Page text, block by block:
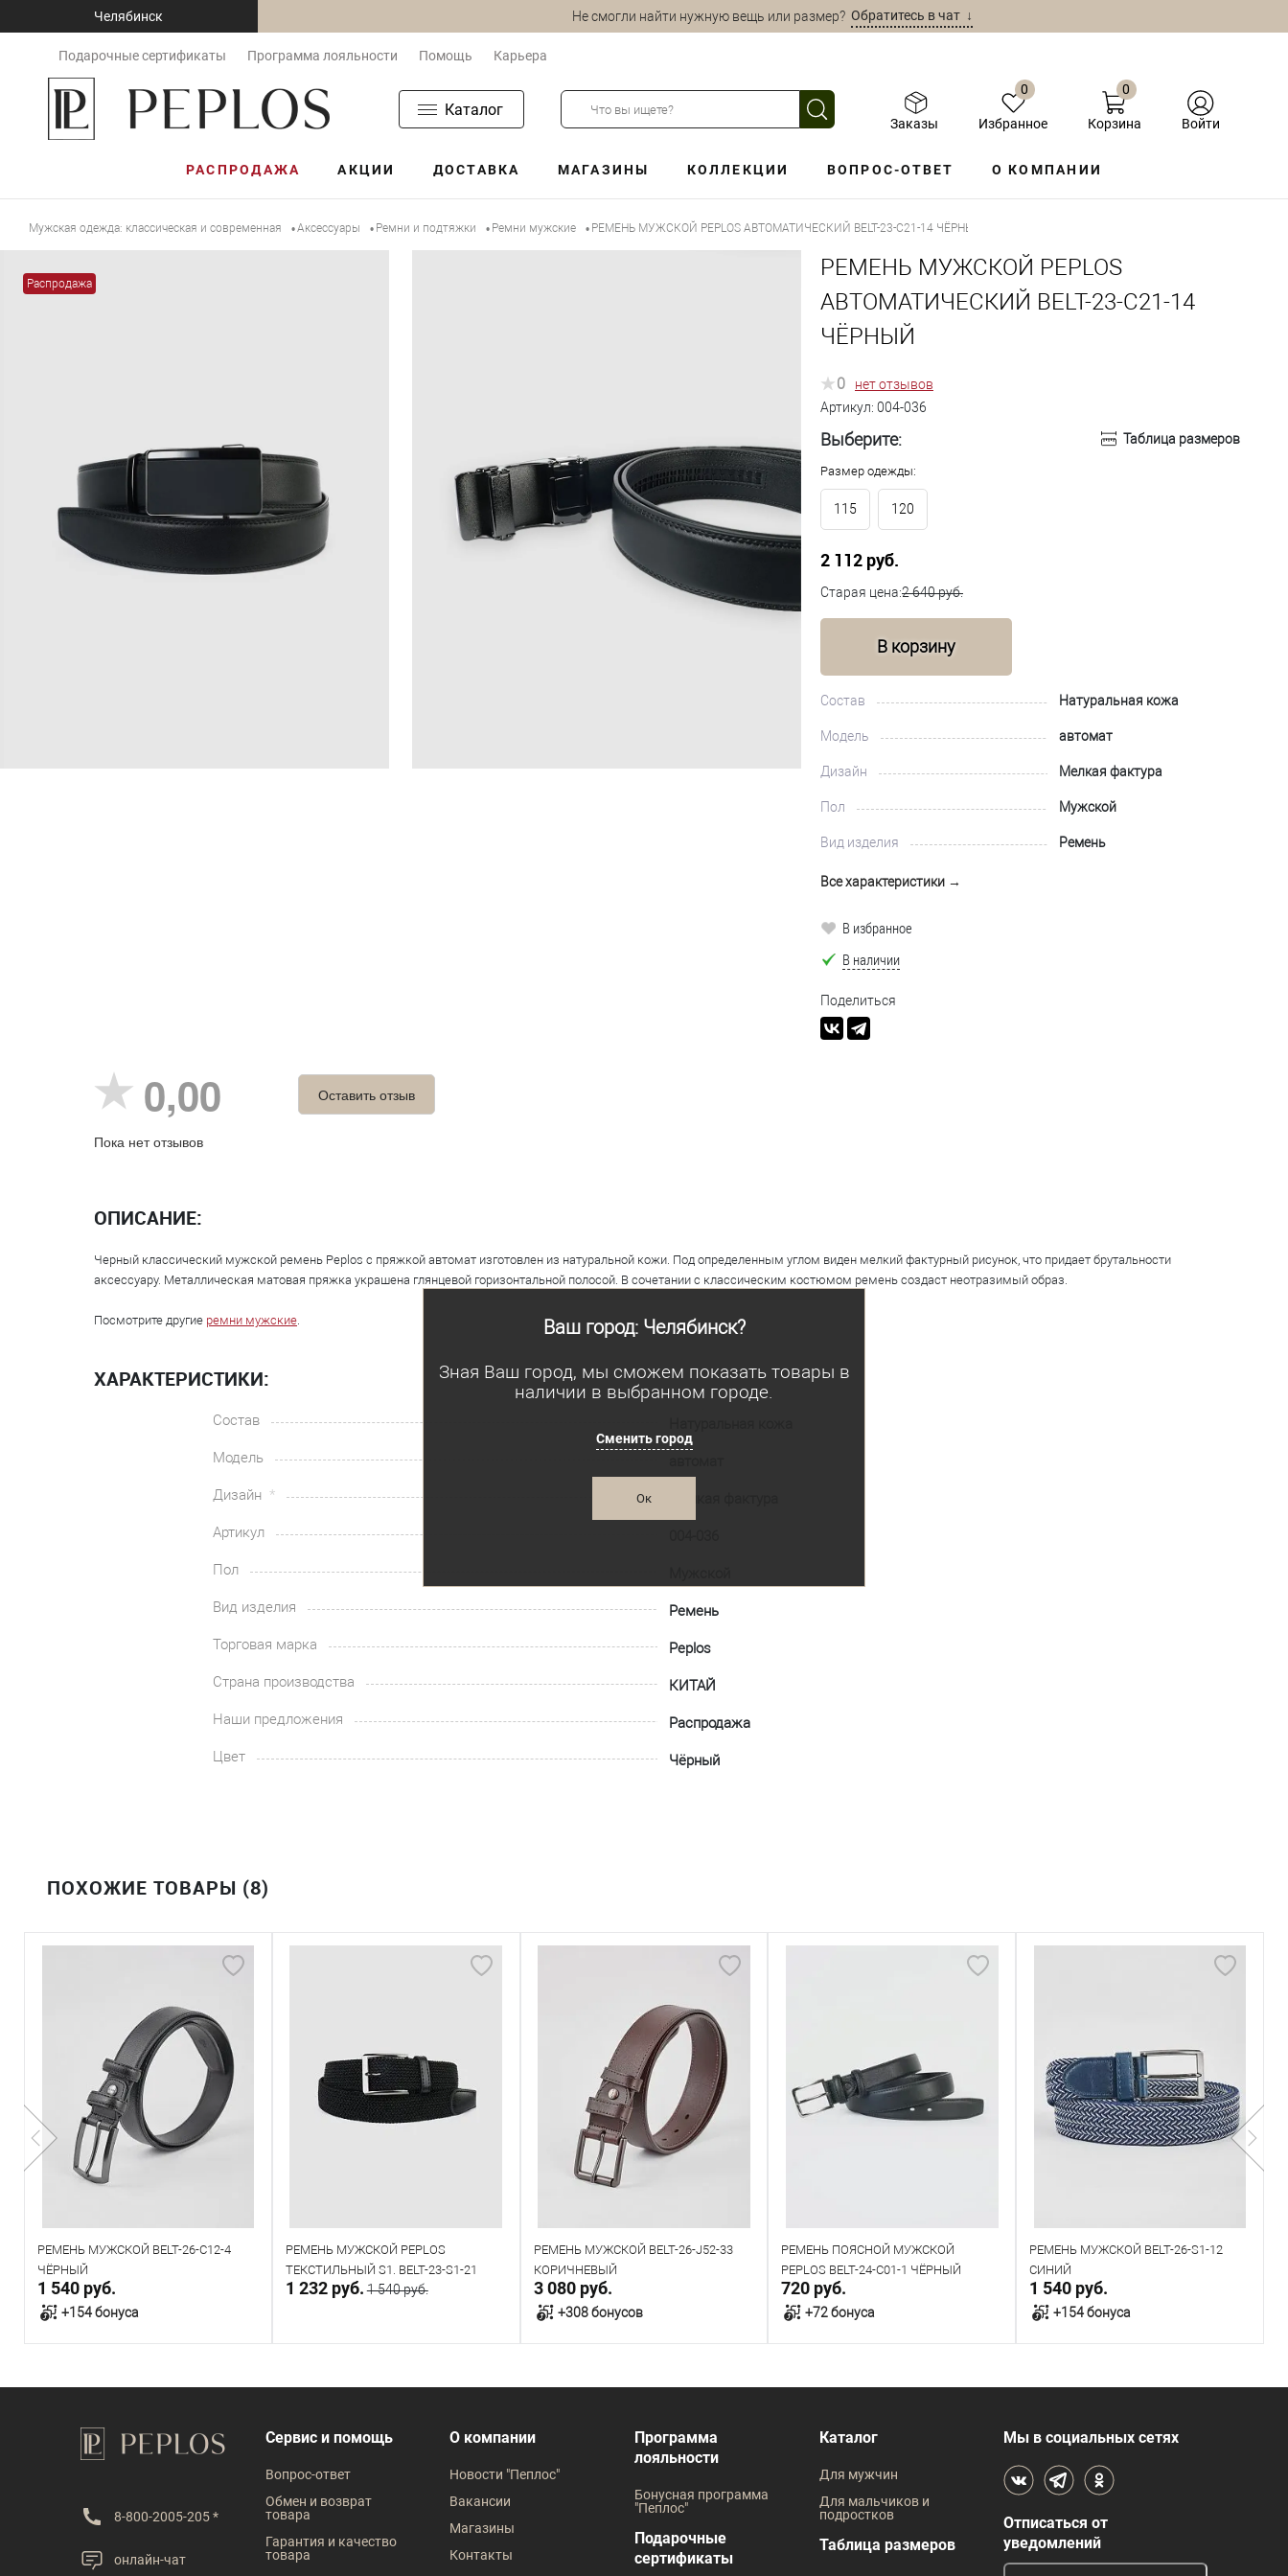
Челябинск
Ваш город: Челябинск?
Зная Ваш город, мы сможем показать товары в
наличии в выбранном городе.
Сменить город
Ок
Не смогли найти нужную вещь или размер?Обратитесь в чат ↓
Подарочные сертификаты Программа лояльности Помощь Карьера
Каталог
Заказы
0
Избранное
0
Корзина Войти
РАСПРОДАЖА АКЦИИ ДОСТАВКА МАГАЗИНЫ КОЛЛЕКЦИИ ВОПРОС-ОТВЕТ О КОМПАНИИ
Мужская одежда: классическая и современная •Аксессуары • Ремни и подтяжки • Ремни мужские • РЕМЕНЬ МУЖСКОЙ PEPLOS АВТОМАТИЧЕСКИЙ BELT-23-C21-14 ЧЁРНЫЙ
Распродажа
РЕМЕНЬ МУЖСКОЙ PEPLOS
АВТОМАТИЧЕСКИЙ BELT-23-C21-14
ЧЁРНЫЙ
0
нет отзывов
Артикул: 004-036
Выберите: Таблица размеров
Размер одежды:
115 120
2 112 руб.
Старая цена:2 640 руб.
В корзину
Состав Натуральная кожа
Модель автомат
Дизайн Мелкая фактура
Пол Мужской
Вид изделия Ремень
Все характеристики →
В избранное
В наличии
Поделиться
0,00
Пока нет отзывов
Оставить отзыв
ОПИСАНИЕ:
Черный классический мужской ремень Peplos с пряжкой автомат изготовлен из натуральной кожи. Под определенным углом виден мелкий фактурный рисунок, что придает брутальности
аксессуару. Металлическая матовая пряжка украшена глянцевой горизонтальной полосой. В сочетании с классическим костюмом ремень создаст неотразимый образ.
Посмотрите другие ремни мужские.
ХАРАКТЕРИСТИКИ:
Состав
Модель
Дизайн
Артикул
Пол
Вид изделия
Ремень
Торговая марка
Peplos
Страна производства
КИТАЙ
Наши предложения
Распродажа
Цвет
Чёрный
ПОХОЖИЕ ТОВАРЫ (8)
РЕМЕНЬ МУЖСКОЙ BELT-26-C12-4
ЧЁРНЫЙ
1 540 руб.
+154 бонуса
В корзину
В наличии
Таблица размеров
115 120 125
РЕМЕНЬ МУЖСКОЙ PEPLOS
ТЕКСТИЛЬНЫЙ S1. BELT-23-S1-21
ЧЁРНЫЙ
1 232 руб. 1 540 руб.
В корзину
В наличии
120
РЕМЕНЬ МУЖСКОЙ BELT-26-J52-33
КОРИЧНЕВЫЙ
3 080 руб.
+308 бонусов
В корзину
Таблица размеров
РЕМЕНЬ ПОЯСНОЙ МУЖСКОЙ
PEPLOS BELT-24-C01-1 ЧЁРНЫЙ
720 руб.
+72 бонуса
В корзину
В наличии
120 125
РЕМЕНЬ МУЖСКОЙ BELT-26-S1-12
СИНИЙ
1 540 руб.
+154 бонуса
В корзину
В наличии
Размер одежды
110 115
8-800-2005-205 *
онлайн-чат
Сервис и помощь
Вопрос-ответ
Обмен и возврат
товара
Гарантия и качество
товара
О компании
Новости "Пеплос"
Вакансии
Магазины
Контакты
Программа
лояльности
Бонусная программа
"Пеплос"
Подарочные
сертификаты
Каталог
Для мужчин
Для мальчиков и
подростков
Таблица размеров
Мы в социальных сетях
Отписаться от
уведомлений